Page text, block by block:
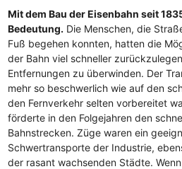
Mit dem Bau der Eisenbahn seit
Bedeutung. Die Menschen, die
Fuß begehen konnten, hatten die
der Bahn viel schneller
Entfernungen zu überwinden. Der
mehr so beschwerlich wie auf den
den Fernverkehr selten vorbereitet
förderte in den Folgejahren den
Bahnstrecken. Züge waren ein
Schwertransporte der Industrie,
der rasant wachsenden Städte.